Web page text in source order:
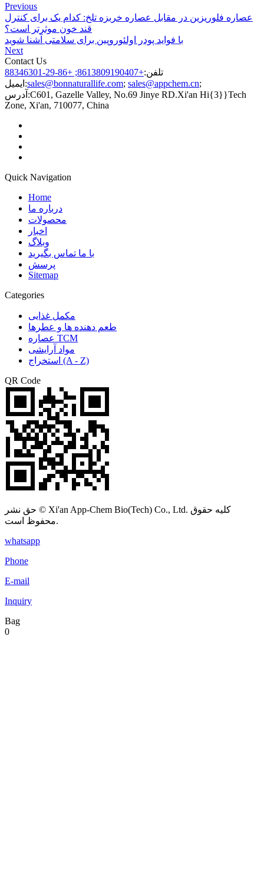
Previous
عصاره فلوریزین در مقابل عصاره خربزه تلخ: کدام یک برای کنترل
قند خون موثرتر است؟
با فواید پودر اولئوروپین برای سلامتی آشنا شوید
Next
Contact Us
تلفن:+8613809190407; +86-29-88346301
ایمیل:sales@bonnaturallife.com; sales@appchem.cn;
آدرس:C601, Gazelle Valley, No.69 Jinye RD.Xi'an Hi{3}}Tech
Zone, Xi'an, 710077, China
Quick Navigation
Home
درباره ما
محصولات
اخبار
وبلاگ
با ما تماس بگیرید
پرسش
Sitemap
Categories
مکمل غذایی
طعم دهنده ها و عطرها
عصاره TCM
مواد آرایشی
استخراج (A - Z)
QR Code
حق نشر © Xi'an App-Chem Bio(Tech) Co., Ltd. کلیه حقوق
محفوظ است.
whatsapp
Phone
E-mail
Inquiry
Bag
0